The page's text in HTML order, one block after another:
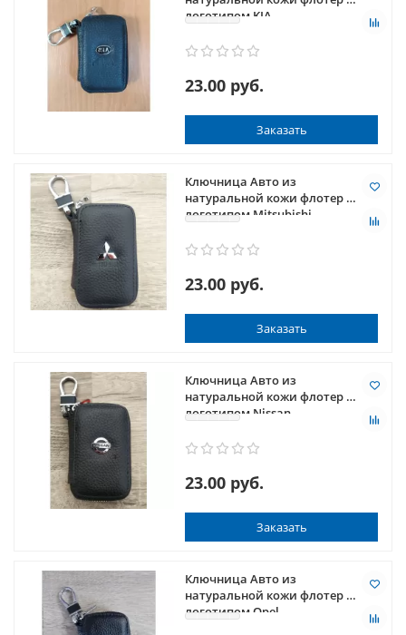
логотипом KIA
23.00 руб.
Заказать
Ключница Авто из
натуральной кожи флотер с
логотипом Mitsubishi
23.00 руб.
Заказать
Ключница Авто из
натуральной кожи флотер с
логотипом Nissan
23.00 руб.
Заказать
Ключница Авто из
натуральной кожи флотер с
логотипом Opel